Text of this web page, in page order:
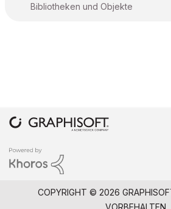
Bibliotheken und Objekte
COPYRIGHT © 2026
VORBEHALTEN.